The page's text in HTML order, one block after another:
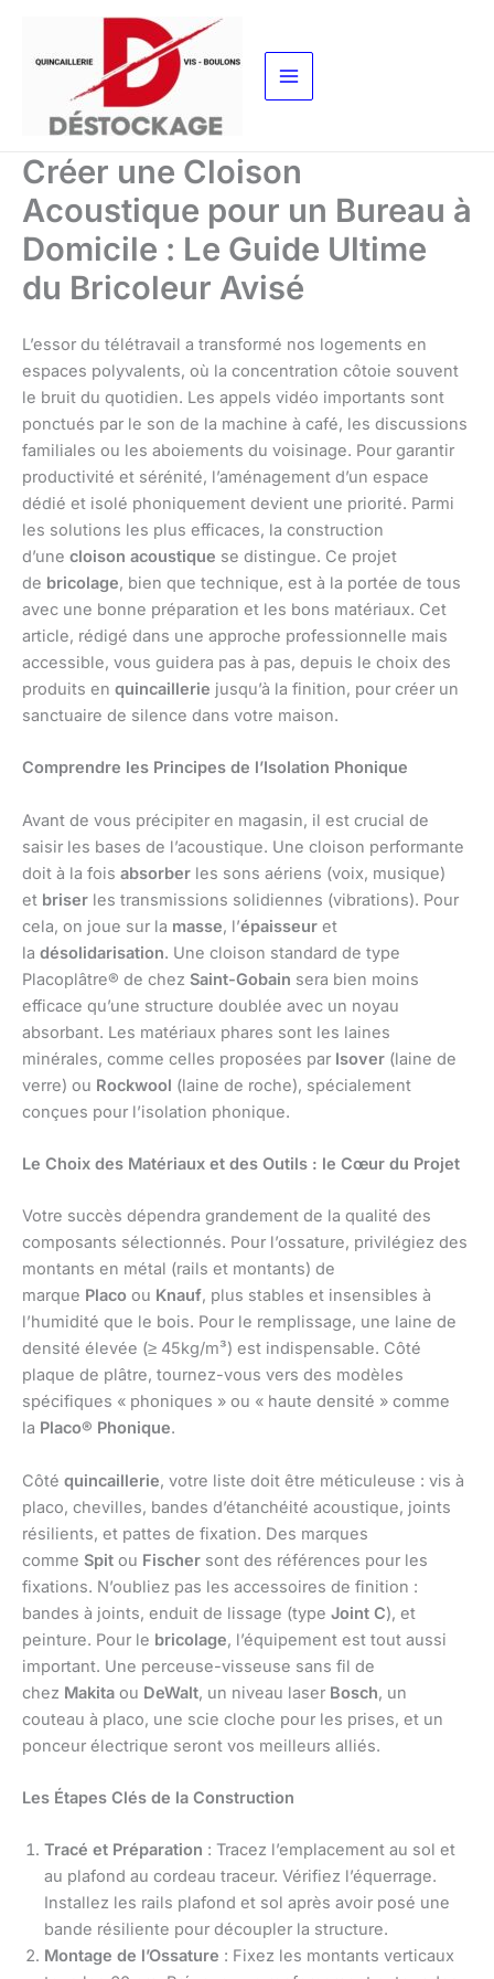
contenu
Créer une Cloison
Acoustique pour un Bureau à
Domicile : Le Guide Ultime
du Bricoleur Avisé
L’essor du télétravail a transformé nos logements en
espaces polyvalents, où la concentration côtoie souvent
le bruit du quotidien. Les appels vidéo importants sont
ponctués par le son de la machine à café, les discussions
familiales ou les aboiements du voisinage. Pour garantir
productivité et sérénité, l’aménagement d’un espace
dédié et isolé phoniquement devient une priorité. Parmi
les solutions les plus efficaces, la construction
d’une cloison acoustique se distingue. Ce projet
de bricolage, bien que technique, est à la portée de tous
avec une bonne préparation et les bons matériaux. Cet
article, rédigé dans une approche professionnelle mais
accessible, vous guidera pas à pas, depuis le choix des
produits en quincaillerie jusqu’à la finition, pour créer un
sanctuaire de silence dans votre maison.
Comprendre les Principes de l’Isolation Phonique
Avant de vous précipiter en magasin, il est crucial de
saisir les bases de l’acoustique. Une cloison performante
doit à la fois absorber les sons aériens (voix, musique)
et briser les transmissions solidiennes (vibrations). Pour
cela, on joue sur la masse, l’épaisseur et
la désolidarisation. Une cloison standard de type
Placoplâtre® de chez Saint-Gobain sera bien moins
efficace qu’une structure doublée avec un noyau
absorbant. Les matériaux phares sont les laines
minérales, comme celles proposées par Isover (laine de
verre) ou Rockwool (laine de roche), spécialement
conçues pour l’isolation phonique.
Le Choix des Matériaux et des Outils : le Cœur du Projet
Votre succès dépendra grandement de la qualité des
composants sélectionnés. Pour l’ossature, privilégiez des
montants en métal (rails et montants) de
marque Placo ou Knauf, plus stables et insensibles à
l’humidité que le bois. Pour le remplissage, une laine de
densité élevée (≥ 45kg/m³) est indispensable. Côté
plaque de plâtre, tournez-vous vers des modèles
spécifiques « phoniques » ou « haute densité » comme
la Placo® Phonique.
Côté quincaillerie, votre liste doit être méticuleuse : vis à
placo, chevilles, bandes d’étanchéité acoustique, joints
résilients, et pattes de fixation. Des marques
comme Spit ou Fischer sont des références pour les
fixations. N’oubliez pas les accessoires de finition :
bandes à joints, enduit de lissage (type Joint C), et
peinture. Pour le bricolage, l’équipement est tout aussi
important. Une perceuse-visseuse sans fil de
chez Makita ou DeWalt, un niveau laser Bosch, un
couteau à placo, une scie cloche pour les prises, et un
ponceur électrique seront vos meilleurs alliés.
Les Étapes Clés de la Construction
Tracé et Préparation : Tracez l’emplacement au sol et
au plafond au cordeau traceur. Vérifiez l’équerrage.
Installez les rails plafond et sol après avoir posé une
bande résiliente pour découpler la structure.
Montage de l’Ossature : Fixez les montants verticaux